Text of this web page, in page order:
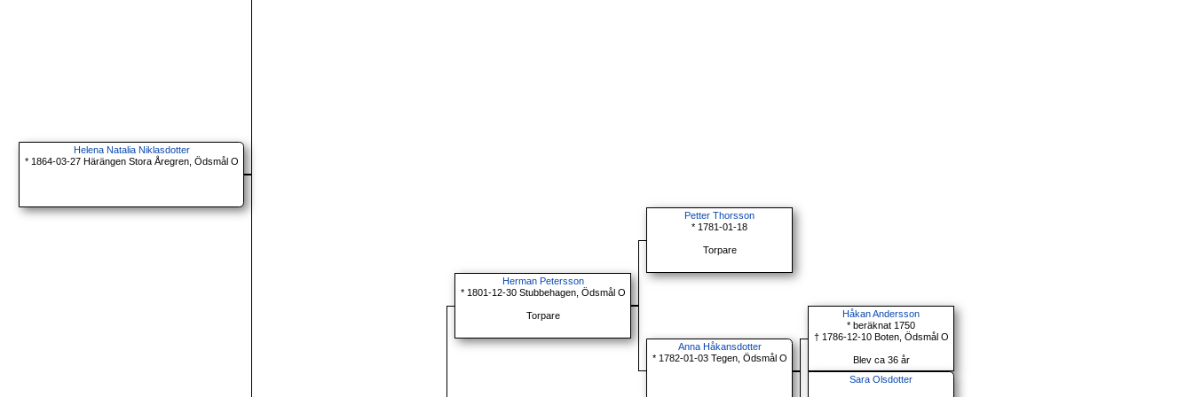
Helena Natalia Niklasdotter
* 1864-03-27 Härängen Stora Åregren, Ödsmål O
Herman Petersson
* 1801-12-30 Stubbehagen, Ödsmål O
Torpare
Petter Thorsson
* 1781-01-18
Torpare
Anna Håkansdotter
* 1782-01-03 Tegen, Ödsmål O
Håkan Andersson
* beräknat 1750
† 1786-12-10 Boten, Ödsmål O
Blev ca 36 år
Sara Olsdotter